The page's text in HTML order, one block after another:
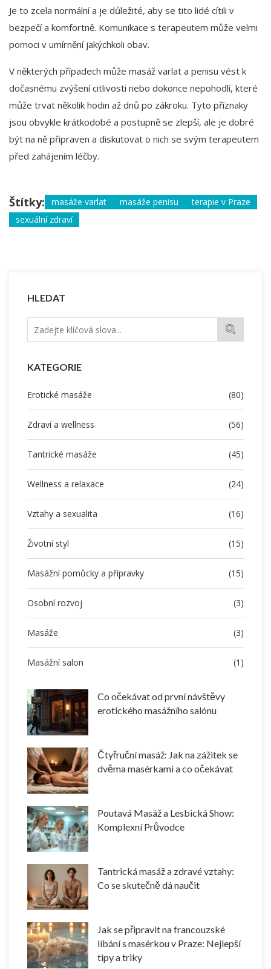
HLEDAT
KATEGORIE
Erotické masáže (80)
Zdraví a wellness (56)
Tantrické masáže (45)
Wellness a relaxace (24)
Vztahy a sexualita (16)
Životní styl (15)
Masážní pomůcky a přípravky (15)
Osobní rozvoj (3)
Masáže (3)
Masážní salon (1)
Co očekávat od první návštěvy
erotického masážního salónu
Čtyřruční masáž: Jak na zážitek se
dvěma masérkami a co očekávat
Poutavá Masáž a Lesbická Show:
Komplexní Průvodce
Tantrická masáž a zdravé vztahy:
Co se skutečně dá naučit
Jak se připravit na francouzské
líbání s masérkou v Praze: Nejlepší
tipy a triky
Je to zcela normální a je důležité, aby se tito lidé cítili v
bezpečí a komfortně. Komunikace s terapeutem může velmi
pomoci v umírnění jakýchkoli obav.
V některých případech může masáž varlat a penisu vést k
dočasnému zvýšení citlivosti nebo dokonce nepohodlí, které
může trvat několik hodin až dnů po zákroku. Tyto příznaky
jsou obvykle krátkodobé a postupně se zlepší, ale je dobré
být na ně připraven a diskutovat o nich se svým terapeutem
před zahájením léčby.
Štítky: masáže varlat masáže penisu
terapie v Praze
sexuální zdraví